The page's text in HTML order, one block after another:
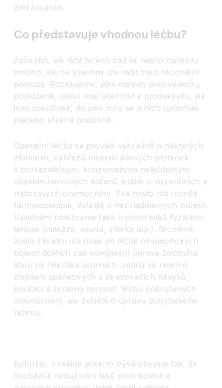
zatěžováním.
Co představuje vhodnou léčbu?
Způsobů, jak léčit bolesti zad se nabízí opravdu
mnoho, ale ne všechny lze řadit mezi racionální
postupy. Rozlišujeme, jaké metody jsou vědecky
podložené, jakou mají účelnost a produktivitu, jak
jsou specifické, do jaké míry se u nich uplatňuje
placebo efekt a podobně.
Operační léčba se provádí výhradně u některých
zlomenin, výhřezů meziobratlových plotének
s prokazatelným, konzervativně neléčitelným
útlakem nervových kořenů a dále u viscerálních a
nádorových onemocnění. Své místo má rovněž
farmakoterapie, zvláště u nezvladatelných bolestí.
Uplatnění nalezneme také u prostředků fyzikální
terapie (masáže, sauna, vířivka atp.). Nicméně,
zcela zásadní roli hraje při léčbě nespecifických
bolestí dolních zad komplexní úprava životního
stylu na několika úrovních. Jedná se nejen o
zlepšení spánkových a stravovacích návyků,
edukaci a správný mindset, léčbu přidružených
onemocnění, ale zvláště o úpravu pohybového
režimu.
Bohužel, v reálné praxi to bývá obvykle tak, že
dochází k nadužívání léků proti bolesti a